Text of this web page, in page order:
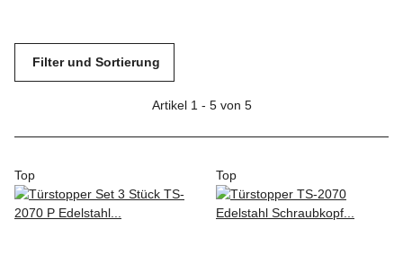
Filter und Sortierung
Artikel 1 - 5 von 5
Top Top